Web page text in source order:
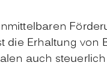
die Erhaltung von
auch